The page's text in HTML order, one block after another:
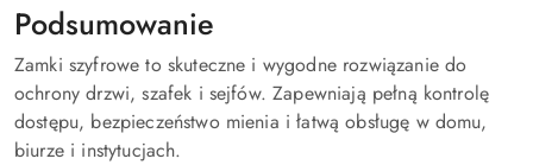
Podsumowanie
Zamki szyfrowe to skuteczne i wygodne rozwiązanie do
ochrony drzwi, szafek i sejfów. Zapewniają pełną kontrolę
dostępu, bezpieczeństwo mienia i łatwą obsługę w domu,
biurze i instytucjach.